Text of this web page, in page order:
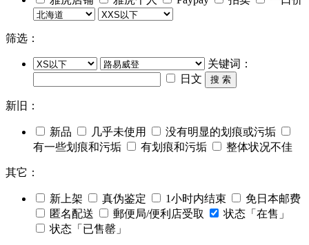
筛选：
关键词：
日文
搜 索
新旧：
新品 几乎未使用
没有明显的划痕或污垢
有一些划痕和污垢
有划痕和污垢 整体状况不佳
其它：
新上架 真伪鉴定 1小时内结束
免日本邮费
匿名配送
郵便局/便利店受取
状态「在售」
状态「已售罄」